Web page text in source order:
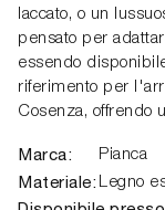
laccato, o un
pensato per
essendo
riferimento per
Cosenza, offrendo
Marca: Pianca
Materiale: Legno